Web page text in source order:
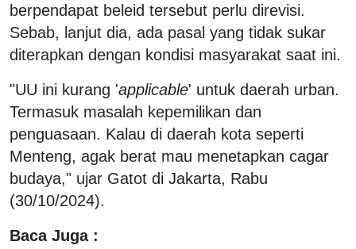
berpendapat beleid tersebut perlu direvisi.
Sebab, lanjut dia, ada pasal yang tidak sukar
diterapkan dengan kondisi masyarakat saat ini.
"UU ini kurang 'applicable' untuk daerah urban.
Termasuk masalah kepemilikan dan
penguasaan. Kalau di daerah kota seperti
Menteng, agak berat mau menetapkan cagar
budaya," ujar Gatot di Jakarta, Rabu
(30/10/2024).
Baca Juga :